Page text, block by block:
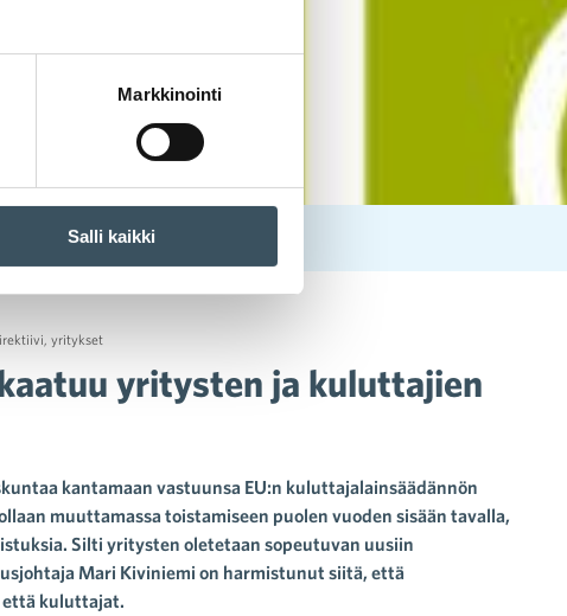
Markkinointi
Salli kaikki
yritykset
yritysten ja kuluttajien
kantamaan vastuunsa EU:n kuluttajalainsäädännön
muuttamassa toistamiseen puolen vuoden sisään tavalla,
Silti yritysten oletetaan sopeutuvan uusiin
Mari Kiviniemi on harmistunut siitä, että
että kuluttajat.